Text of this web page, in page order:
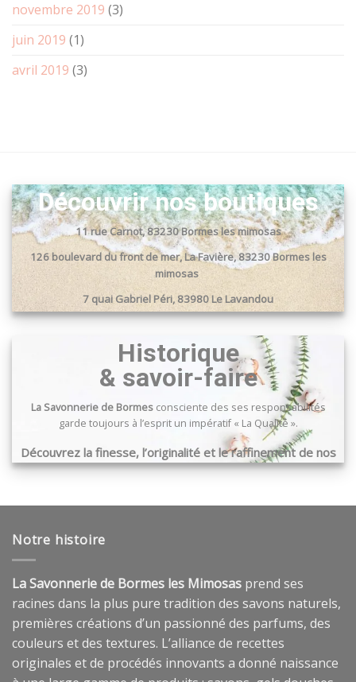
novembre 2019 (3)
juin 2019 (1)
avril 2019 (3)
Découvrir nos boutiques
11 rue Carnot, 83230 Bormes les mimosas
126 boulevard du front de mer, La Favière, 83230 Bormes les
mimosas
7 quai Gabriel Péri, 83980 Le Lavandou
Historique
& savoir-faire
La Savonnerie de Bormesconsciente des ses responsabilités
garde toujours à l’esprit un impératif « La Qualité ».
Découvrez la finesse, l’originalité et le raffinement de nos
produits …
Notre histoire
La Savonnerie de Bormes les Mimosas prend ses
racines dans la plus pure tradition des savons naturels,
premières créations d’un passionné des parfums, des
couleurs et des textures. L’alliance de recettes
originales et de procédés innovants a donné naissance